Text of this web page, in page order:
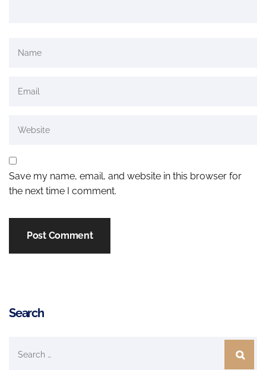
Save my name, email, and website in this browser for
the next time I comment.
Search